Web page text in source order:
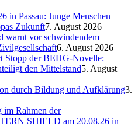
in Passau: Junge Menschen
Zukunft7. August 2026
warnt vor schwindendem
6. August 2026
Stopp der BEHG-Novelle:
den Mittelstand5. August
durch Bildung und Aufklärung3.
im Rahmen der
SHIELD am 20.08.26 in